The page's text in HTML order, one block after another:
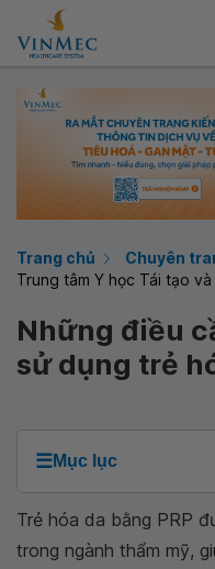
Trang chủ
Chuyên
Trung tâm Y học Tái tạo
Những điều
sử dụng trẻ
☰Mục lục
Trẻ hóa da bằng PRP
trong ngành thẩm mỹ,